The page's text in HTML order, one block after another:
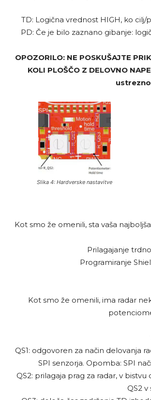
TD: Logična vrednost HIGH, ko
PD: Če je bilo zaznano gibanje:
OPOZORILO: NE POSKUŠAJTE
KOLI PLOŠČO Z DELOVNO
Slika 4: Hardverske nastavitve
Kot smo že omenili, sta vaša
Prilagajanje
Programiranje
Kot smo že omenili, ima radar
QS1: odgovoren za način delovanja
SPI senzorja. Opomba: SPI
QS2: prilagaja prag za radar, v
QS2